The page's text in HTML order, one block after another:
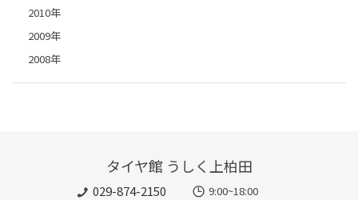
2010年
2009年
2008年
タイヤ館 うしく上柏田
029-874-2150
9:00~18:00